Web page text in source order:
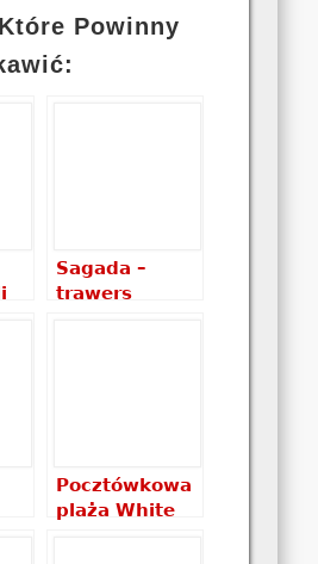
Powinny
Sagada –
trawers
Pocztówkowa
plaża White